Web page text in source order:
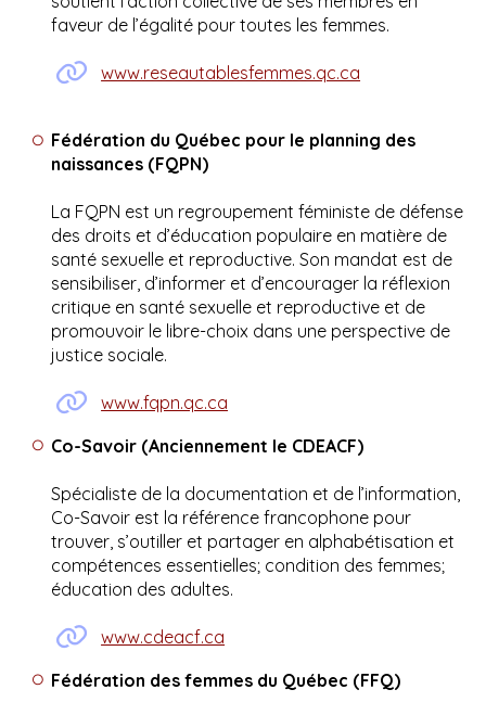
faveur de l’égalité pour toutes les femmes.
www.reseautablesfemmes.qc.ca
Fédération du Québec pour le planning des
naissances (FQPN)
La FQPN est un regroupement féministe de défense
des droits et d’éducation populaire en matière de
santé sexuelle et reproductive. Son mandat est de
sensibiliser, d’informer et d’encourager la réflexion
critique en santé sexuelle et reproductive et de
promouvoir le libre-choix dans une perspective de
justice sociale.
www.fqpn.qc.ca
Co-Savoir (Anciennement le CDEACF)
Spécialiste de la documentation et de l’information,
Co-Savoir est la référence francophone pour
trouver, s’outiller et partager en alphabétisation et
compétences essentielles; condition des femmes;
éducation des adultes.
www.cdeacf.ca
Fédération des femmes du Québec (FFQ)